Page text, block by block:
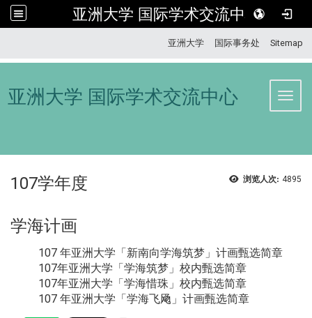
亚洲大学 国际学术交流中心
亚洲大学 国际事务处 Sitemap
亚洲大学 国际学术交流中心
浏览人次: 4895
107学年度
学海计画
107 年亚洲大学「新南向学海筑梦」计画甄选简章
107年亚洲大学 「 学海筑梦 」 校内甄选简章
107年亚洲大学 「 学海惜珠 」 校内甄选简章
107 年亚洲大学「学海飞飏」计画甄选简章